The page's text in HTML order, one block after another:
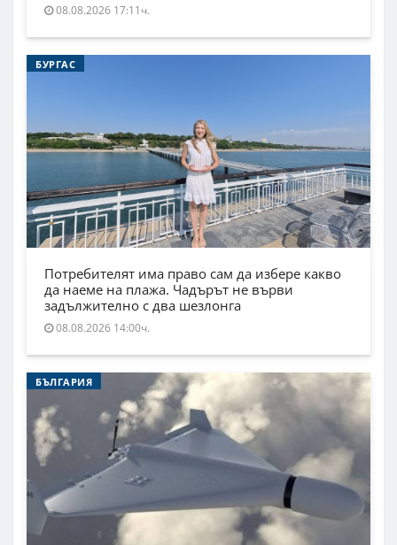
08.08.2026 17:11ч.
БУРГАС
Потребителят има право сам да избере какво
да наеме на плажа. Чадърът не върви
задължително с два шезлонга
08.08.2026 14:00ч.
БЪЛГАРИЯ